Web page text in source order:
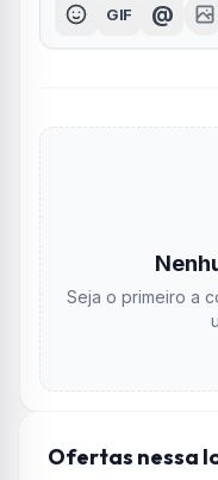
GIF @
Seja o primeiro a
Ofertas nessa